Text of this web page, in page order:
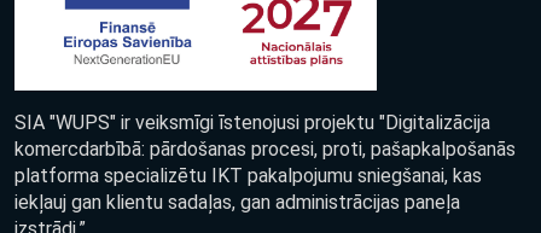
SIA "WUPS" ir veiksmīgi īstenojusi projektu "Digitalizācija
komercdarbībā: pārdošanas procesi, proti, pašapkalpošanās
platforma specializētu IKT pakalpojumu sniegšanai, kas
iekļauj gan klientu sadaļas, gan administrācijas paneļa